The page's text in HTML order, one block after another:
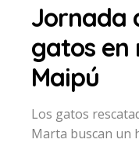
Jornada
gatos en
Maipú
Los gatos
Marta buscan un